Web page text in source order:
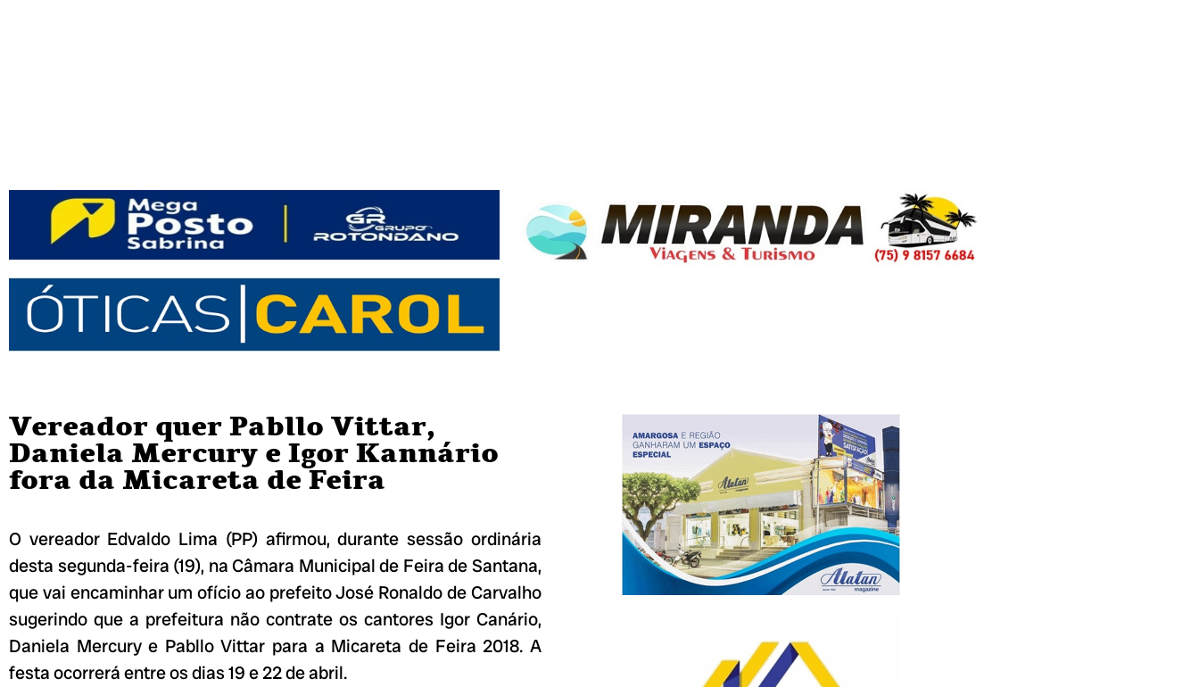
Vereador quer Pabllo Vittar,
Daniela Mercury e Igor Kannário
fora da Micareta de Feira
O vereador Edvaldo Lima (PP) afirmou, durante sessão ordinária
desta segunda-feira (19), na Câmara Municipal de Feira de Santana,
que vai encaminhar um ofício ao prefeito José Ronaldo de Carvalho
sugerindo que a prefeitura não contrate os cantores Igor Canário,
Daniela Mercury e Pabllo Vittar para a Micareta de Feira 2018. A
festa ocorrerá entre os dias 19 e 22 de abril.